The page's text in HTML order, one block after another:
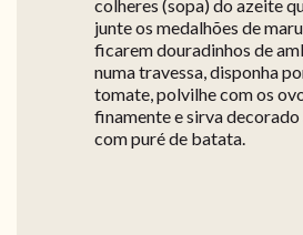
colheres (sopa) do azeite
junte os medalhões de
ficarem douradinhos de
numa travessa, disponha
tomate, polvilhe com os
finamente e sirva
com puré de batata.